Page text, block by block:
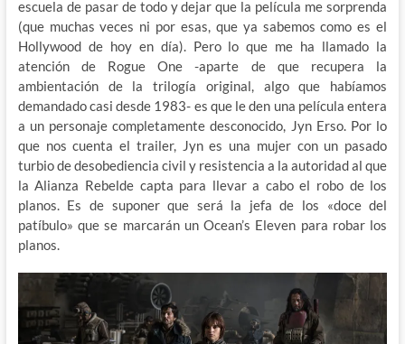
escuela de pasar de todo y dejar que la película me sorprenda
(que muchas veces ni por esas, que ya sabemos como es el
Hollywood de hoy en día). Pero lo que me ha llamado la
atención de Rogue One -aparte de que recupera la
ambientación de la trilogía original, algo que habíamos
demandado casi desde 1983- es que le den una película entera
a un personaje completamente desconocido, Jyn Erso. Por lo
que nos cuenta el trailer, Jyn es una mujer con un pasado
turbio de desobediencia civil y resistencia a la autoridad al que
la Alianza Rebelde capta para llevar a cabo el robo de los
planos. Es de suponer que será la jefa de los «doce del
patíbulo» que se marcarán un Ocean’s Eleven para robar los
planos.